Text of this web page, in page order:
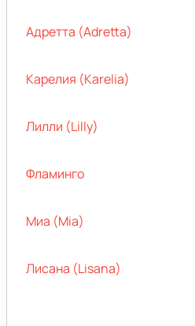
Адретта (Adretta)
Карелия (Karelia)
Лилли (Lilly)
Фламинго
Миа (Mia)
Лисана (Lisana)